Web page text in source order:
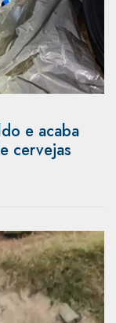
e acaba
cervejas